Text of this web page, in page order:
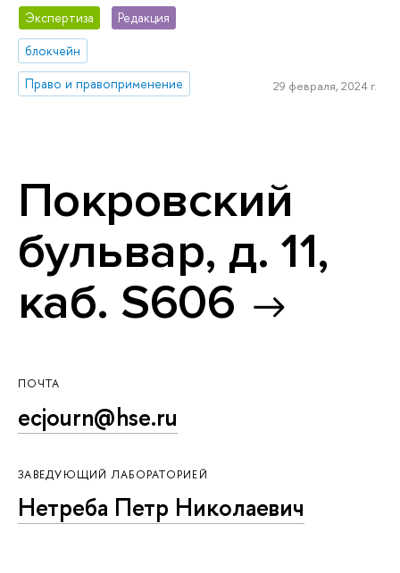
Экспертиза
Редакция
блокчейн
Право и правоприменение
29 февраля, 2024 г.
Покровский
бульвар, д. 11,
каб. S606
ПОЧТА
ecjourn@hse.ru
ЗАВЕДУЮЩИЙ ЛАБОРАТОРИЕЙ
Нетреба Петр Николаевич